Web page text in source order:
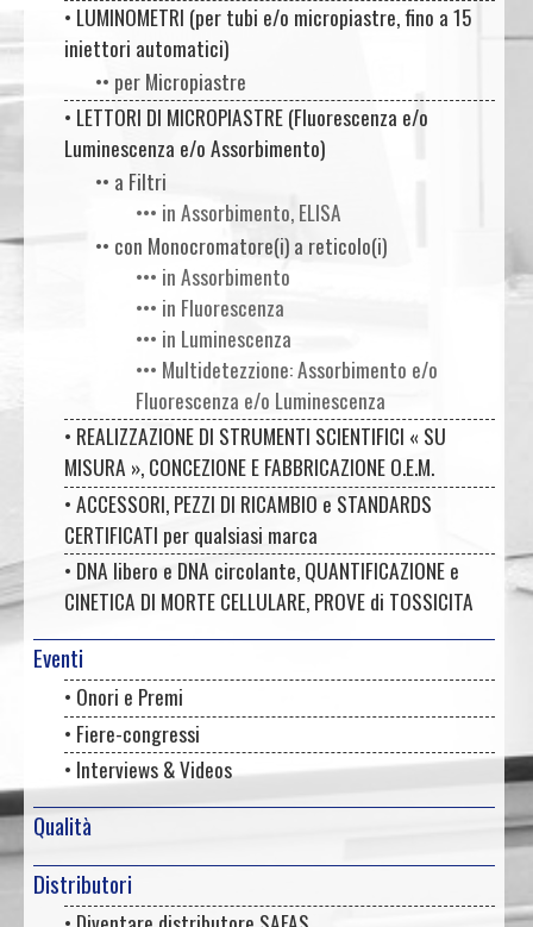
• LUMINOMETRI (per tubi e/o micropiastre, fino a 15
iniettori automatici)
•• per Micropiastre
• LETTORI DI MICROPIASTRE (Fluorescenza e/o
Luminescenza e/o Assorbimento)
•• a Filtri
••• in Assorbimento, ELISA
•• con Monocromatore(i) a reticolo(i)
••• in Assorbimento
••• in Fluorescenza
••• in Luminescenza
••• Multidetezzione: Assorbimento e/o
Fluorescenza e/o Luminescenza
• REALIZZAZIONE DI STRUMENTI SCIENTIFICI « SU
MISURA », CONCEZIONE E FABBRICAZIONE O.E.M.
• ACCESSORI, PEZZI DI RICAMBIO e STANDARDS
CERTIFICATI per qualsiasi marca
• DNA libero e DNA circolante, QUANTIFICAZIONE e
CINETICA DI MORTE CELLULARE, PROVE di TOSSICITA
Eventi
• Onori e Premi
• Fiere-congressi
• Interviews & Videos
Qualità
Distributori